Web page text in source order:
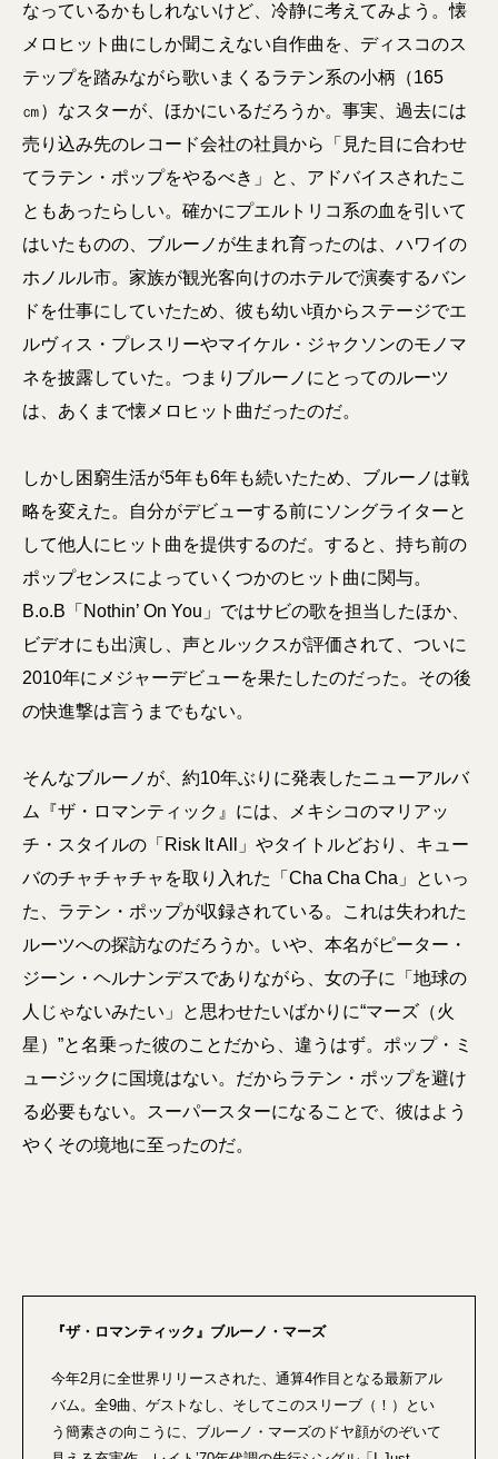
なっているかもしれないけど、冷静に考えてみよう。懐
メロヒット曲にしか聞こえない自作曲を、ディスコのス
テップを踏みながら歌いまくるラテン系の小柄（165
㎝）なスターが、ほかにいるだろうか。事実、過去には
売り込み先のレコード会社の社員から「見た目に合わせ
てラテン・ポップをやるべき」と、アドバイスされたこ
ともあったらしい。確かにプエルトリコ系の血を引いて
はいたものの、ブルーノが生まれ育ったのは、ハワイの
ホノルル市。家族が観光客向けのホテルで演奏するバン
ドを仕事にしていたため、彼も幼い頃からステージでエ
ルヴィス・プレスリーやマイケル・ジャクソンのモノマ
ネを披露していた。つまりブルーノにとってのルーツ
は、あくまで懐メロヒット曲だったのだ。
しかし困窮生活が5年も6年も続いたため、ブルーノは戦
略を変えた。自分がデビューする前にソングライターと
して他人にヒット曲を提供するのだ。すると、持ち前の
ポップセンスによっていくつかのヒット曲に関与。
B.o.B「Nothin’ On You」ではサビの歌を担当したほか、
ビデオにも出演し、声とルックスが評価されて、ついに
2010年にメジャーデビューを果たしたのだった。その後
の快進撃は言うまでもない。
そんなブルーノが、約10年ぶりに発表したニューアルバ
ム『ザ・ロマンティック』には、メキシコのマリアッ
チ・スタイルの「Risk It All」やタイトルどおり、キュー
バのチャチャチャを取り入れた「Cha Cha Cha」といっ
た、ラテン・ポップが収録されている。これは失われた
ルーツへの探訪なのだろうか。いや、本名がピーター・
ジーン・ヘルナンデスでありながら、女の子に「地球の
人じゃないみたい」と思わせたいばかりに“マーズ（火
星）”と名乗った彼のことだから、違うはず。ポップ・ミ
ュージックに国境はない。だからラテン・ポップを避け
る必要もない。スーパースターになることで、彼はよう
やくその境地に至ったのだ。
『ザ・ロマンティック』ブルーノ・マーズ
今年2月に全世界リリースされた、通算4作目となる最新アル
バム。全9曲、ゲストなし、そしてこのスリーブ（！）とい
う簡素さの向こうに、ブルーノ・マーズのドヤ顔がのぞいて